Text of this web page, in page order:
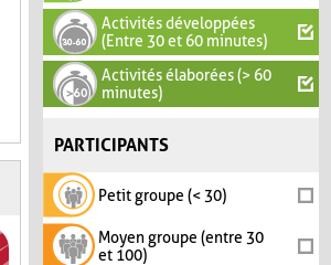
Activités développées
(Entre 30 et 60 minutes)
Activités élaborées (> 60
minutes)
PARTICIPANTS
Petit groupe (< 30)
Moyen groupe (entre 30
et 100)